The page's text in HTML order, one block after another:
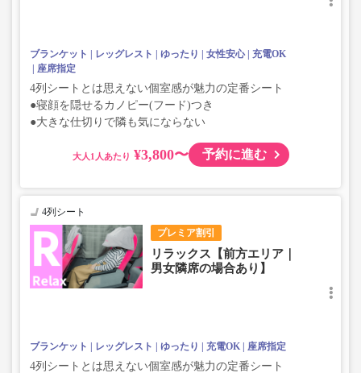
ブランケット レッグレスト ゆったり 女性安心
充電OK
座席指定
4列シートとは思えない個室感が魅力の定番シート
●寝顔を隠せるカノピー(フード)つき
●大きな仕切りで隣も気にならない
大人 ¥3,800〜 予約に進む
プレミア割引
4列シート
リラックス【前方エリア｜
男女隣席の場合あり】
ブランケット レッグレスト ゆったり 充電OK 座席指定
4列シートとは思えない個室感が魅力の定番シート